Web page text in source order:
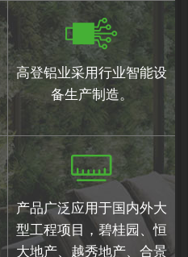
高登铝业采用行业智能设
备生产制造。
产品广泛应用于国内外大
型工程项目，碧桂园、恒
大地产、越秀地产、合景